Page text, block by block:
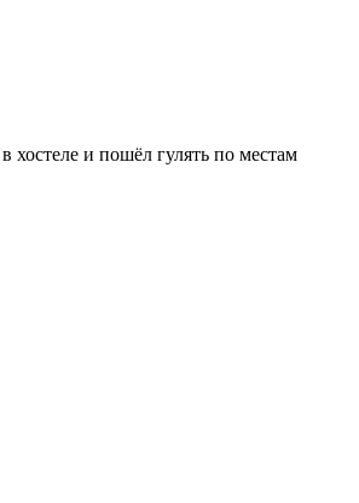
и пошёл гулять по местам